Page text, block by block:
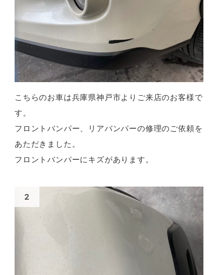
こちらのお車は兵庫県神戸市よりご来店のお客様で
す。
フロントバンパー、リアバンパーの修理のご依頼を
あただきました。
フロントバンパーにキズがあります。